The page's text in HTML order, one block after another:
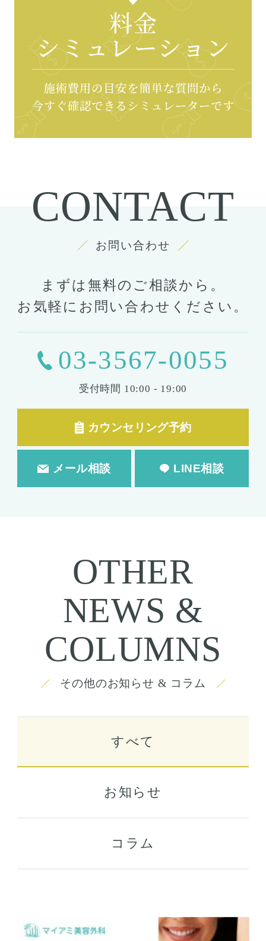
CONTACT
お問い合わせ
まずは無料のご相談から。
お気軽にお問い合わせください。
03-3567-0055
受付時間 10:00 - 19:00
カウンセリング予約
メール相談 LINE相談
OTHER
NEWS &
COLUMNS
その他のお知らせ & コラム
すべて
お知らせ
コラム